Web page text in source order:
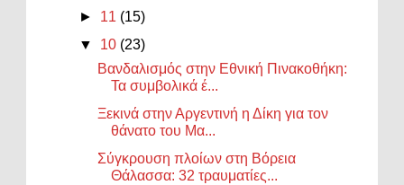
► 11 (15)
▼ 10 (23)
Βανδαλισμός στην Εθνική Πινακοθήκη:
Τα συμβολικά έ...
Ξεκινά στην Αργεντινή η Δίκη για τον
θάνατο του Μα...
Σύγκρουση πλοίων στη Βόρεια
Θάλασσα: 32 τραυματίες...